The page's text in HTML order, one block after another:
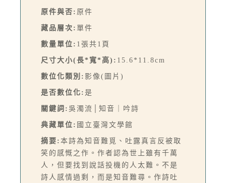
原件與否: 原件
藏品層次: 單件
數量單位: 1張共1頁
尺寸大小(長*寬*高): 15.6*11.8cm
數位化類別: 影像(圖片)
是否數位化: 是
關鍵詞: 吳濁流│知音｜吟詩
典藏單位: 國立臺灣文學館
摘要: 本詩為知音難覓、吐露真言反被取
笑的感慨之作。作者認為世上雖有千萬
人，但要找到說話投機的人太難。不是
詩人感情過剩，而是知音難尋。作詩吐